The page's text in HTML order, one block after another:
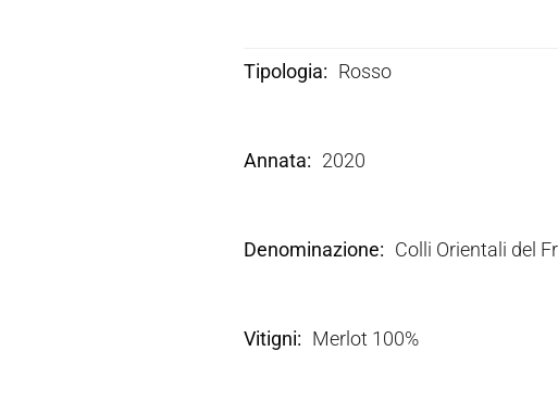
Tipologia Rosso
Annata 2020
Denominazione Colli Orientali del
Vitigni Merlot 100%